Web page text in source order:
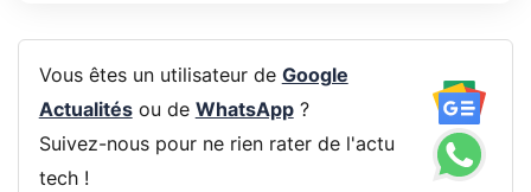
Vous êtes un utilisateur de Google
Actualitésou de WhatsApp?
Suivez-nous pour ne rien rater de l'actu
tech !